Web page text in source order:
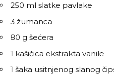
250 ml slatke pavlake
3 žumanca
80 g šećera
1 kašičica ekstrakta vanile
1 šaka usitnjenog slanog